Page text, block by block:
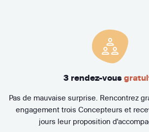
3 rendez-vous
Pas de mauvaise surprise. Rencontrez
engagement trois Concepteurs et
jours leur proposition